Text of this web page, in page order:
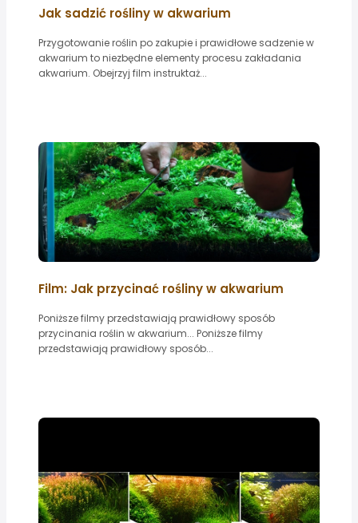
Jak sadzić rośliny w akwarium
Przygotowanie roślin po zakupie i prawidłowe sadzenie w
akwarium to niezbędne elementy procesu zakładania
akwarium. Obejrzyj film instruktaż...
Film: Jak przycinać rośliny w akwarium
Poniższe filmy przedstawiają prawidłowy sposób
przycinania roślin w akwarium... Poniższe filmy
przedstawiają prawidłowy sposób...